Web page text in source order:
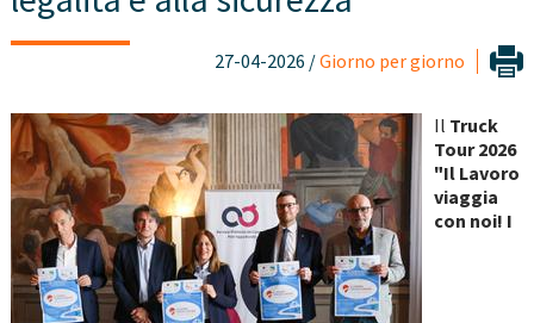
27-04-2026 /Giorno per giorno
Il Truck
Tour 2026
"Il Lavoro
viaggia
con noi! I